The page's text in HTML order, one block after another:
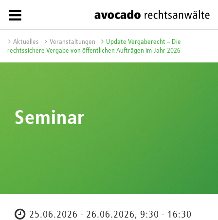
Aktuelles Veranstaltungen
Update Vergaberecht – Die
rechtssichere Vergabe von öffentlichen Aufträgen im Jahr 2026
Seminar
25.06.2026 - 26.06.2026, 9:30 - 16:30